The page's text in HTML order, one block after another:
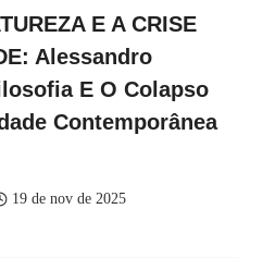
E A CRISE
Alessandro
E O Colapso
Contemporânea
19 de nov de 2025